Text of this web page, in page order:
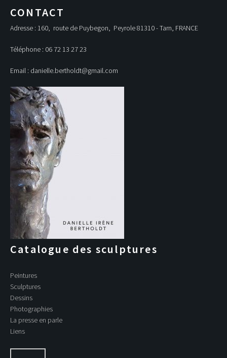
CONTACT
Adresse : 160, route de Puybegon, Peyrole 81310 - Tarn, FRANCE
Téléphone : 06 72 13 27 23
Email : danielle.bertholdt@gmail.com
Catalogue des sculptures
Peintures
Sculptures
Dessins
Photographies
La presse en parle
Liens